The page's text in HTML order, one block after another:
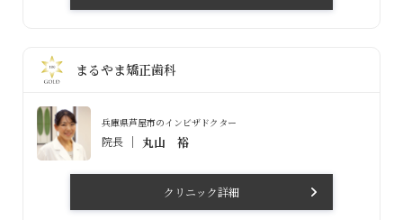
まるやま矯正歯科
兵庫県芦屋市のインビザドクター
院長 丸山 裕
クリニック詳細